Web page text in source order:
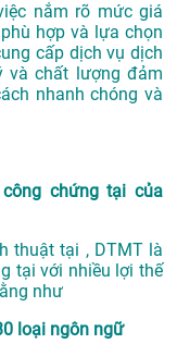
nắm rõ mức giá
hợp và lựa chọn
cấp dịch vụ dịch
và chất lượng đảm
nhanh chóng và
chứng tại của
thuật tại , DTMT là
tại với nhiều lợi thế
như
loại ngôn ngữ